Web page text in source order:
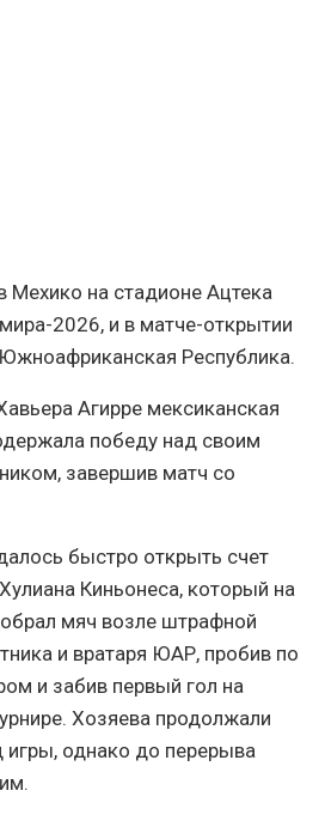
Мехико на стадионе Ацтека
2026, и в матче-открытии
Республика.
Агирре мексиканская
победу над своим
завершив матч со
быстро открыть счет
Киньонеса, который на
мяч возле штрафной
и вратаря ЮАР, пробив по
и забив первый гол на
Хозяева продолжали
игры, однако до перерыва